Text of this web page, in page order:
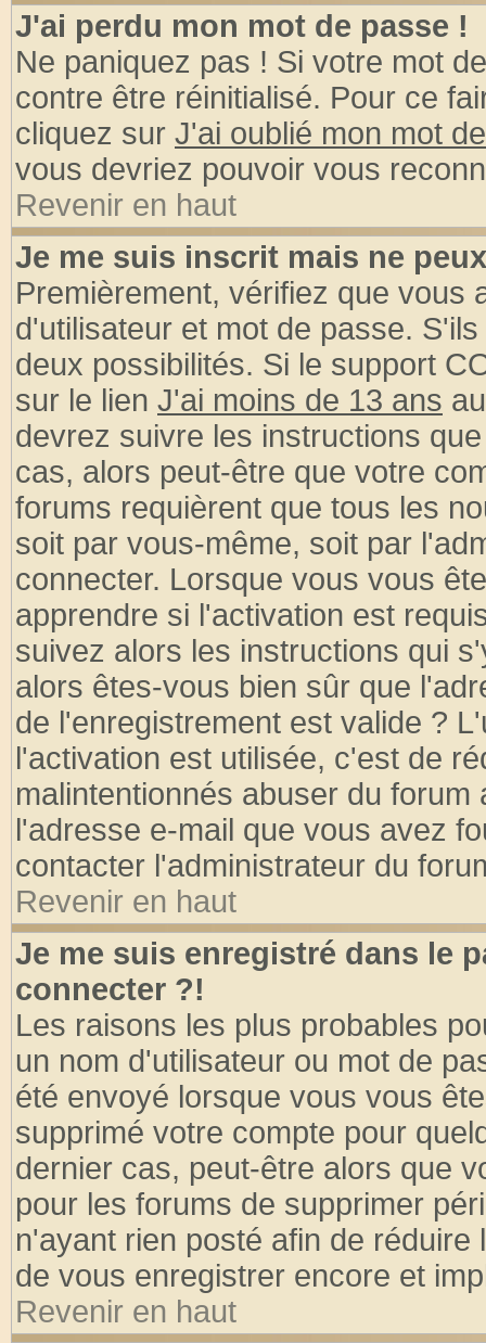
J'ai perdu mon mot de passe !
Ne paniquez pas ! Si votre mot
contre être réinitialisé. Pour ce
cliquez sur J'ai oublié mon mot
vous devriez pouvoir vous
Revenir en haut
Je me suis inscrit mais ne
Premièrement, vérifiez que vous
d'utilisateur et mot de passe.
deux possibilités. Si le support
sur le lien J'ai moins de 13 ans
devrez suivre les instructions
cas, alors peut-être que votre
forums requièrent que tous les
soit par vous-même, soit par
connecter. Lorsque vous vous
apprendre si l'activation est
suivez alors les instructions qui
alors êtes-vous bien sûr que
de l'enregistrement est valide ?
l'activation est utilisée, c'est de
malintentionnés abuser du
l'adresse e-mail que vous avez
contacter l'administrateur du
Revenir en haut
Je me suis enregistré dans le
connecter ?!
Les raisons les plus probables
un nom d'utilisateur ou mot de
été envoyé lorsque vous vous
supprimé votre compte pour
dernier cas, peut-être alors que
pour les forums de supprimer
n'ayant rien posté afin de
de vous enregistrer encore et
Revenir en haut